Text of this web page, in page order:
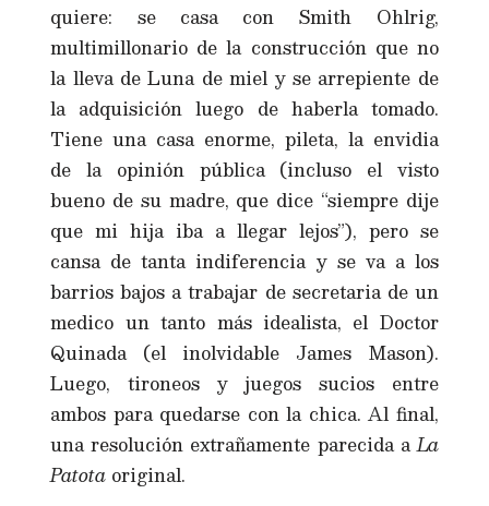
quiere: se casa con Smith Ohlrig,
multimillonario de la construcción que no
la lleva de Luna de miel y se arrepiente de
la adquisición luego de haberla tomado.
Tiene una casa enorme, pileta, la envidia
de la opinión pública (incluso el visto
bueno de su madre, que dice “siempre dije
que mi hija iba a llegar lejos”), pero se
cansa de tanta indiferencia y se va a los
barrios bajos a trabajar de secretaria de un
medico un tanto más idealista, el Doctor
Quinada (el inolvidable James Mason).
Luego, tironeos y juegos sucios entre
ambos para quedarse con la chica. Al final,
una resolución extrañamente parecida aLa
Patota original.